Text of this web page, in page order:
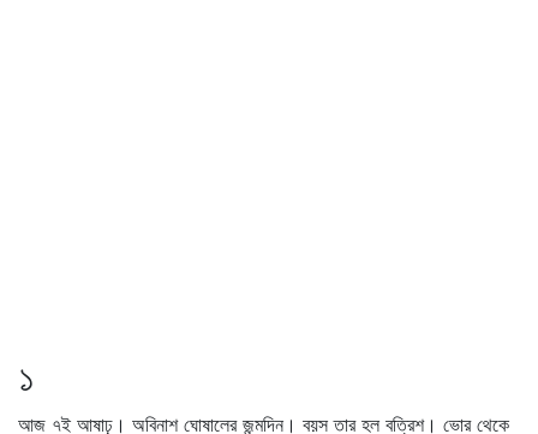
১
আজ ৭ই আষাঢ়। অবিনাশ ঘোষালের জন্মদিন। বয়স তার হল বত্রিশ। ভোর থেকে